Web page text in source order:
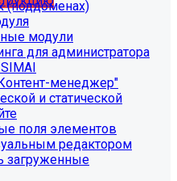
(поддоменах)
модули
для администратора
менеджер"
и статической
поля элементов
редактором
загруженные